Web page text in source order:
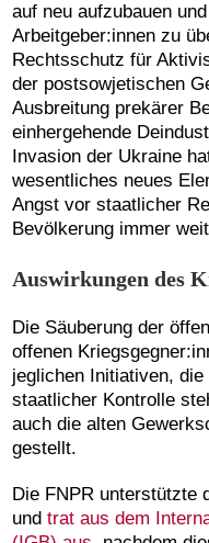
auf neu aufzubauen
Arbeitgeber:innen zu
Rechtsschutz für
der postsowjetischen
Ausbreitung prekärer
einhergehende
Invasion der Ukraine
wesentliches neues
Angst vor staatlicher
Bevölkerung immer
Auswirkungen des
Die Säuberung der
offenen
jeglichen Initiativen,
staatlicher Kontrolle
auch die alten
gestellt.
Die FNPR unterstützte
undtrat aus dem